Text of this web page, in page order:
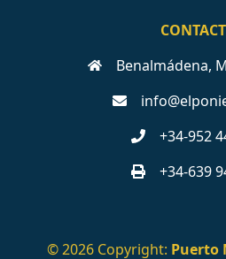
Benalmádena,
+34-952
+34-639
© 2026 Copyright: Puerto